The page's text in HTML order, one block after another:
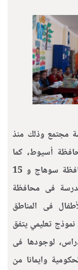
بإنشاء وإدارة 150 مدرسة مجتمع وذلك منذ
فى7 مراكز بمحافظة أسيوط، كما
قامت لاحقاً بإنشاء 15 مدرسة فى محافظة سوهاج و 15
محافظة قنا وايضا 15 مدرسة فى محافظة
فى المناطق
تعليمي يتفق
لوجودها فى
وايمانا من